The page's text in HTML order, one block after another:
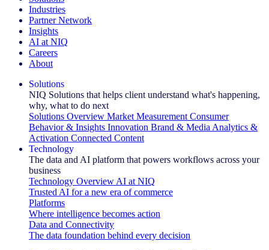
Industries
Partner Network
Insights
AI at NIQ
Careers
About
Solutions
NIQ Solutions that helps client understand what's happening,
why, what to do next
Solutions Overview Market Measurement Consumer
Behavior & Insights Innovation Brand & Media Analytics &
Activation Connected Content
Technology
The data and AI platform that powers workflows across your
business
Technology Overview AI at NIQ
Trusted AI for a new era of commerce
Platforms
Where intelligence becomes action
Data and Connectivity
The data foundation behind every decision